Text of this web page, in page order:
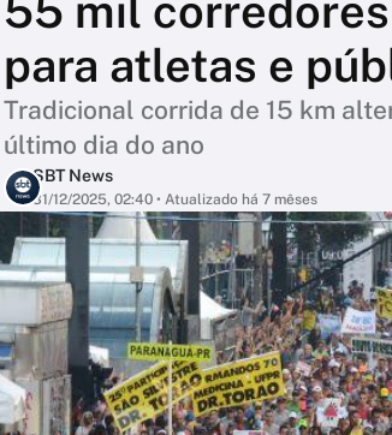
55 mil
para atletas e
Tradicional corrida de 15 km
último dia do ano
SBT News
31/12/2025, 02:40 • Atualizado há 7 mêses